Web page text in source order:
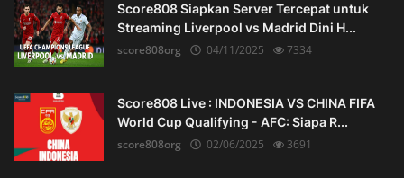
Score808 Siapkan Server Tercepat untuk
Streaming Liverpool vs Madrid Dini H...
score808org
04/11/2025 7334
Score808 Live : INDONESIA VS CHINA FIFA
World Cup Qualifying - AFC: Siapa R...
score808org
02/06/2025 3691